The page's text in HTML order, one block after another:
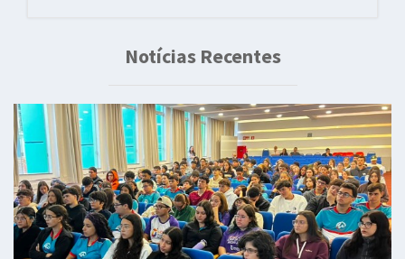
Notícias Recentes